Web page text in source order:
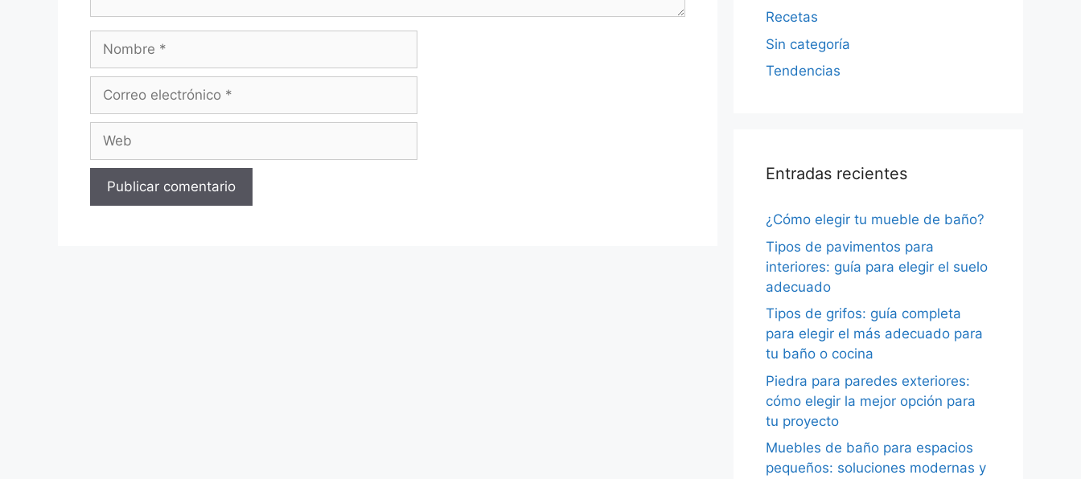
Recetas
Sin categoría
Tendencias
Entradas recientes
¿Cómo elegir tu mueble de baño?
Tipos de pavimentos para
interiores: guía para elegir el suelo
adecuado
Tipos de grifos: guía completa
para elegir el más adecuado para
tu baño o cocina
Piedra para paredes exteriores:
cómo elegir la mejor opción para
tu proyecto
Muebles de baño para espacios
pequeños: soluciones modernas y